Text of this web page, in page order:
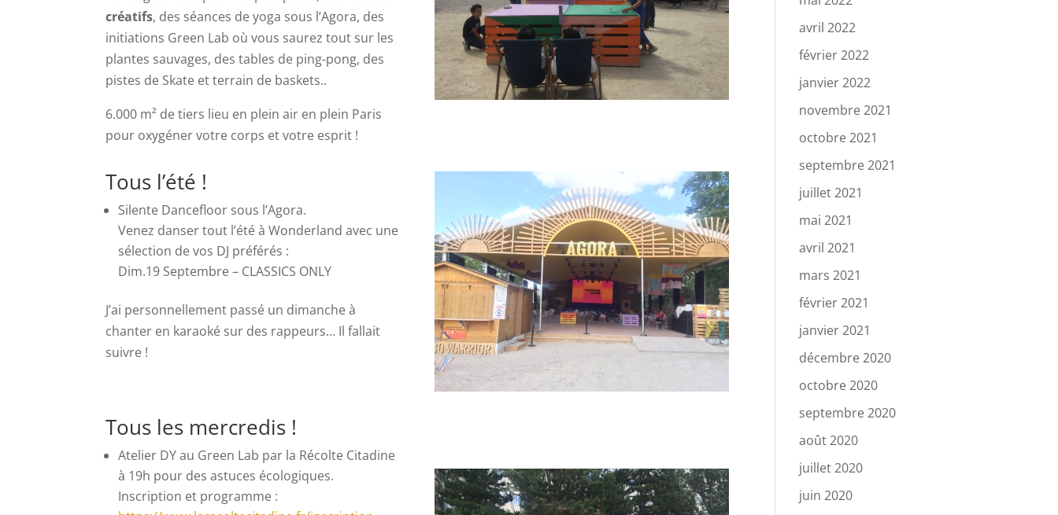
créatifs, des séances de yoga sous l’Agora, des
initiations Green Lab où vous saurez tout sur les
plantes sauvages, des tables de ping-pong, des
pistes de Skate et terrain de baskets..
6.000 m² de tiers lieu en plein air en plein Paris
pour oxygéner votre corps et votre esprit !
Tous l’été !
Silente Dancefloor sous l’Agora.
Venez danser tout l’été à Wonderland avec une
sélection de vos DJ préférés :
Dim.19 Septembre – CLASSICS ONLY
J’ai personnellement passé un dimanche à
chanter en karaoké sur des rappeurs… Il fallait
suivre !
Tous les mercredis !
Atelier DY au Green Lab par la Récolte Citadine
à 19h pour des astuces écologiques.
Inscription et programme :
avril 2022
février 2022
janvier 2022
novembre 2021
octobre 2021
septembre 2021
juillet 2021
mai 2021
avril 2021
mars 2021
février 2021
janvier 2021
décembre 2020
octobre 2020
septembre 2020
août 2020
juillet 2020
juin 2020